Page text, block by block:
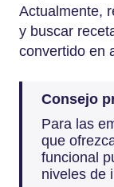
Actualmente,
y buscar
convertido en
Consejo
Para las
que
funcional
niveles de